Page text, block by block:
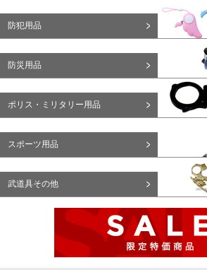
防犯用品
防災用品
ポリス・ミリタリー用品
スポーツ用品
武道具その他